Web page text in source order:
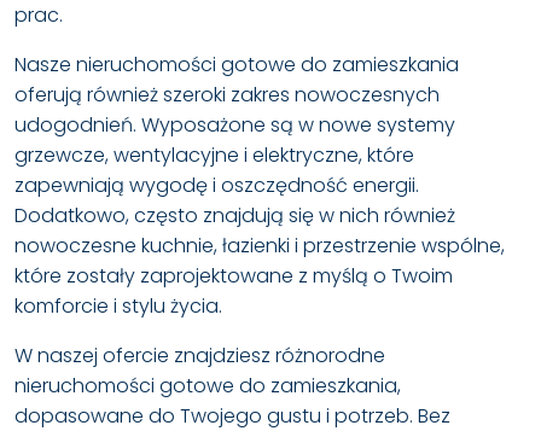
prac.
Nasze nieruchomości gotowe do zamieszkania
oferują również szeroki zakres nowoczesnych
udogodnień. Wyposażone są w nowe systemy
grzewcze, wentylacyjne i elektryczne, które
zapewniają wygodę i oszczędność energii.
Dodatkowo, często znajdują się w nich również
nowoczesne kuchnie, łazienki i przestrzenie wspólne,
które zostały zaprojektowane z myślą o Twoim
komforcie i stylu życia.
W naszej ofercie znajdziesz różnorodne
nieruchomości gotowe do zamieszkania,
dopasowane do Twojego gustu i potrzeb. Bez